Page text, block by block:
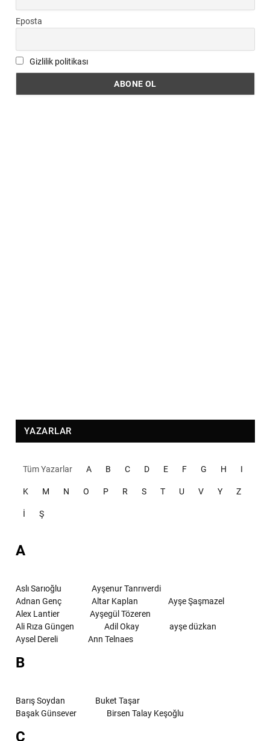
Eposta
Gizlilik politikası
YAZARLAR
Tüm Yazarlar A B C D E F G H I
K M N O P R S T U V Y Z
İ Ş
A
Aslı Sarıoğlu
Ayşenur Tanrıverdi
Adnan Genç
Altar Kaplan
Ayşe Şaşmazel
Alex Lantier
Ayşegül Tözeren
Ali Rıza Güngen
Adil Okay
ayşe düzkan
Aysel Dereli
Ann Telnaes
B
Barış Soydan
Buket Taşar
Başak Günsever
Birsen Talay Keşoğlu
C